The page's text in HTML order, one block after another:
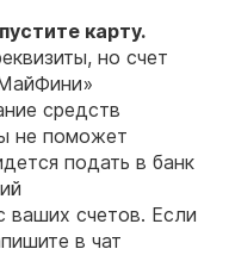
карту.
но счет
средств
не поможет
подать в банк
ваших счетов. Если
в чат